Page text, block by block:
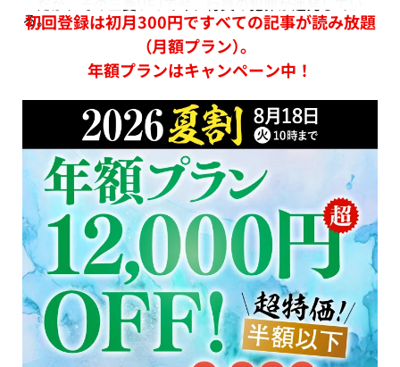
る。
初回登録は初月300円ですべての記事が読み放題
（月額プラン）。
年額プランはキャンペーン中！